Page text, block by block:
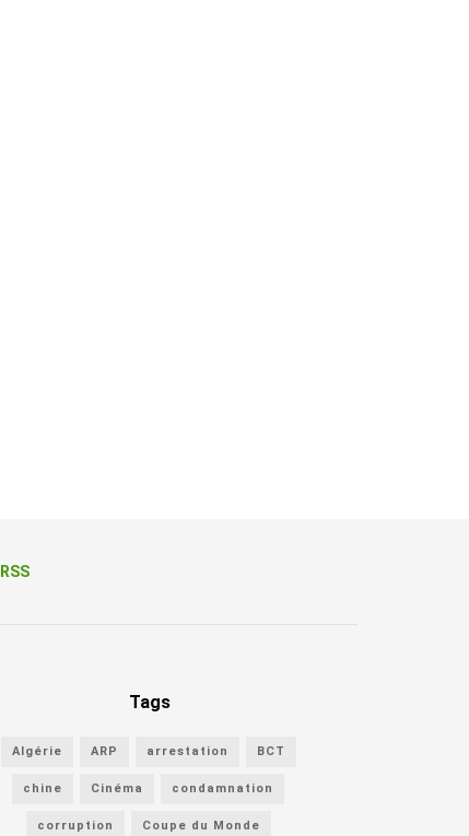
RSS
Tags
Algérie ARP arrestation BCT
chine Cinéma condamnation
corruption Coupe du Monde